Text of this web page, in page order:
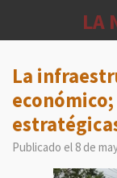
principal
LA
La
Publicado el 8 de